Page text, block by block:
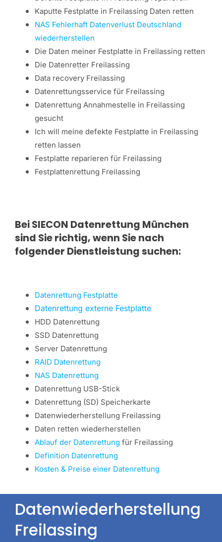
Kaputte Festplatte in Freilassing Daten retten
NAS Fehlerhaft Datenverlust Deutschland
wiederherstellen
Die Daten meiner Festplatte in Freilassing retten
Die Datenretter Freilassing
Data recovery Freilassing
Datenrettungsservice für Freilassing
Datenrettung Annahmestelle in Freilassing
gesucht
Ich will meine defekte Festplatte in Freilassing
retten lassen
Festplatte reparieren für Freilassing
Festplattenrettung Freilassing
Bei SIECON Datenrettung München
sind Sie richtig, wenn Sie nach
folgender Dienstleistung suchen:
Datenrettung Festplatte
Datenrettung externe Festplatte
HDD Datenrettung
SSD Datenrettung
Server Datenrettung
RAID Datenrettung
NAS Datenrettung
Datenrettung USB-Stick
Datenrettung (SD) Speicherkarte
Datenwiederherstellung Freilassing
Daten retten wiederherstellen
Ablauf der Datenrettung für Freilassing
Definition Datenrettung
Kosten & Preise einer Datenrettung
Datenwiederherstellung
Freilassing